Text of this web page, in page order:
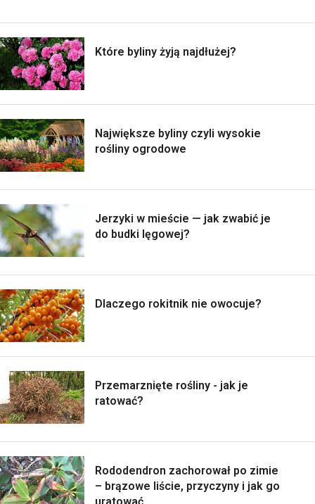
Które byliny żyją najdłużej?
Największe byliny czyli wysokie
rośliny ogrodowe
Jerzyki w mieście — jak zwabić je
do budki lęgowej?
Dlaczego rokitnik nie owocuje?
Przemarznięte rośliny - jak je
ratować?
Rododendron zachorował po zimie
– brązowe liście, przyczyny i jak go